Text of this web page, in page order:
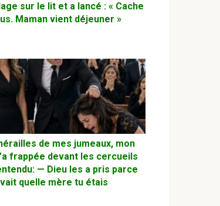
sur le lit et a lancé : « Cache
Maman vient déjeuner »
de mes jumeaux, mon
frappée devant les cercueils
— Dieu les a pris parce
quelle mère tu étais